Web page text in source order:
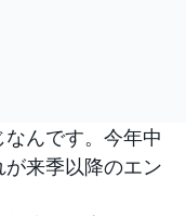
なんです。今年中
来季以降のエン